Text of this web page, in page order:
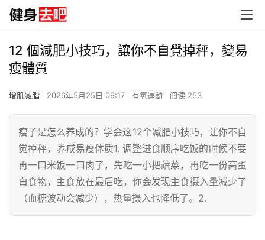
12 個減肥小技巧，讓你不自覺掉秤，變易
瘦體質
增肌减脂 2026年5月25日 09:17 有氧運動 阅读 253
瘦子是怎么养成的？学会这12个减肥小技巧，让你不自
觉掉秤，养成易瘦体质1. 调整进食顺序吃饭的时候不要
再一口米饭一口肉了，先吃一小把蔬菜，再吃一份高蛋
白食物，主食放在最后吃，你会发现主食摄入量减少了
（血糖波动会减少），热量摄入也降低了。2.